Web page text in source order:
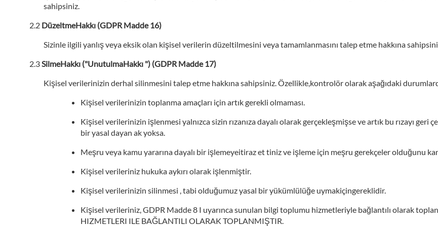
sahipsiniz.
DüzeltmeHakkı (GDPR Madde 16)
Sizinle ilgili yanlış veya eksik olan kişisel verilerin düzeltilmesini veya tamamlanmasını talep etme hakkına
SilmeHakkı ("UnutulmaHakkı ") (GDPR Madde 17)
Kişisel verilerinizin derhal silinmesini talep etme hakkına sahipsiniz. Özellikle,kontrolör olarak aşağıdaki
Kişisel verilerinizin toplanma amaçları için artık gerekli olmaması.
Kişisel verilerinizin işlenmesi yalnızca sizin rızanıza dayalı olarak gerçekleşmişse ve artık bu rızayı
bir yasal dayan ak yoksa.
Meşru veya kamu yararına dayalı bir işlemeyeitiraz et tiniz ve işleme için meşru gerekçeler olduğunu
Kişisel verileriniz hukuka aykırı olarak işlenmiştir.
Kişisel verilerinizin silinmesi , tabi olduğumuz yasal bir yükümlülüğe uymakiçingereklidir.
Kişisel verileriniz, GDPR Madde 8 I uyarınca sunulan bilgi toplumu hizmetleriyle bağlantılı olarak
HIZMETLERI ILE BAĞLANTILI OLARAK TOPLANMIŞTIR.